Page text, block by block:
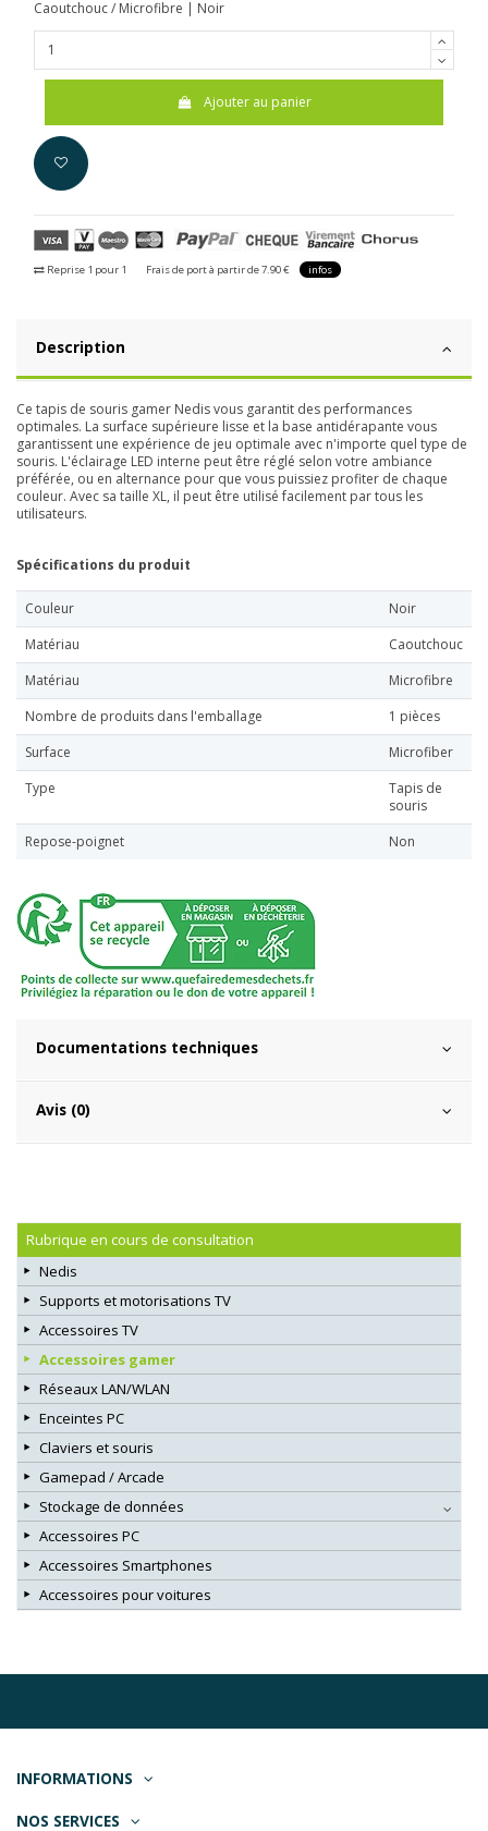
Caoutchouc / Microfibre | Noir
Ajouter au panier
Reprise 1 pour 1 Frais de port à partir de 7.90 € infos
Description
Ce tapis de souris gamer Nedis vous garantit des performances
optimales. La surface supérieure lisse et la base antidérapante vous
garantissent une expérience de jeu optimale avec n'importe quel type de
souris. L'éclairage LED interne peut être réglé selon votre ambiance
préférée, ou en alternance pour que vous puissiez profiter de chaque
couleur. Avec sa taille XL, il peut être utilisé facilement par tous les
utilisateurs.
Spécifications du produit
Couleur
Noir
Matériau
Caoutchouc
Matériau
Microfibre
Nombre de produits dans l'emballage
1 pièces
Surface
Microfiber
Type
Tapis de
souris
Repose-poignet
Non
Documentations techniques
Avis (0)
Rubrique en cours de consultation
Nedis
Supports et motorisations TV
Accessoires TV
Accessoires gamer
Réseaux LAN/WLAN
Enceintes PC
Claviers et souris
Gamepad / Arcade
Stockage de données
Accessoires PC
Accessoires Smartphones
Accessoires pour voitures
INFORMATIONS
NOS SERVICES